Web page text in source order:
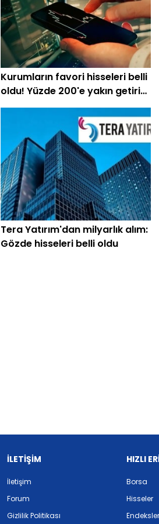
Kurumların favori hisseleri belli
oldu! Yüzde 200'e yakın getiri
bekleniyor
Tera Yatırım'dan milyarlık alım:
Gözde hisseleri belli oldu
İLETİŞİM
İletişim
Forum
Gizlilik Politikası
HIZLI
Borsa
Hisseler
Endeksler